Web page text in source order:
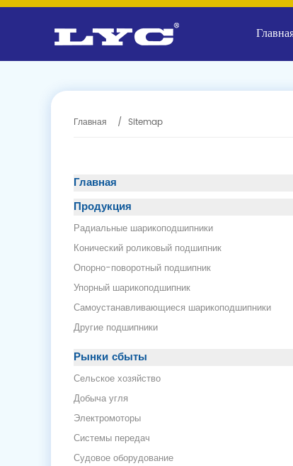
Главная Sitemap
Главная
Продукция
Радиальные шарикоподшипники
Конический роликовый подшипник
Опорно-поворотный подшипник
Упорный шарикоподшипник
Самоустанавливающиеся шарикоподшипники
Другие подшипники
Рынки сбыты
Сельское хозяйство
Добыча угля
Электромоторы
Системы передач
Судовое оборудование